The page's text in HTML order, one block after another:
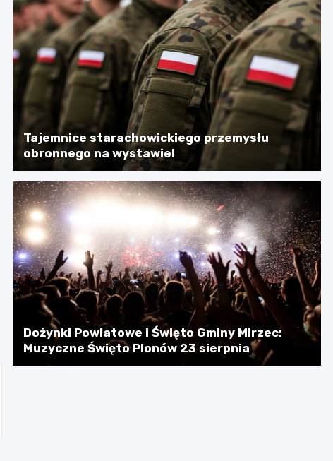
Tajemnice starachowickiego przemysłu
obronnego na wystawie!
Dożynki Powiatowe i Święto Gminy Mirzec:
Muzyczne Święto Plonów 23 sierpnia